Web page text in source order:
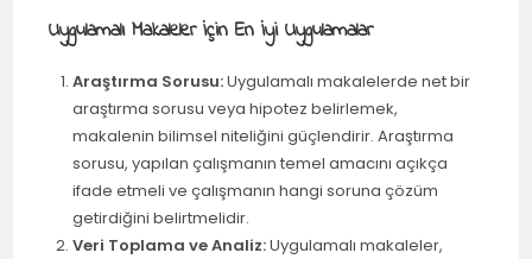
Uygulamalı Makaleler İçin En İyi Uygulamalar
Araştırma Sorusu:Uygulamalı makalelerde net bir
araştırma sorusu veya hipotez belirlemek,
makalenin bilimsel niteliğini güçlendirir. Araştırma
sorusu, yapılan çalışmanın temel amacını açıkça
ifade etmeli ve çalışmanın hangi soruna çözüm
getirdiğini belirtmelidir.
Veri Toplama ve Analiz:Uygulamalı makaleler,